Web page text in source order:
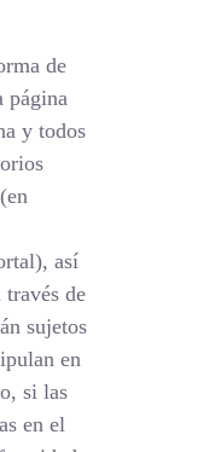
de
página
y todos
así
de
sujetos
en
si las
en el